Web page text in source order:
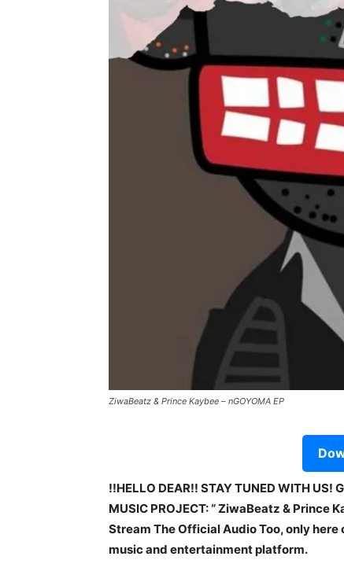
ZiwaBeatz & Prince Kaybee – nGOYOMA EP
!!HELLO DEAR!! STAY TUNED WITH US!
MUSIC PROJECT: “ ZiwaBeatz & Prince
Stream The Official Audio Too, only here
music and entertainment platform.